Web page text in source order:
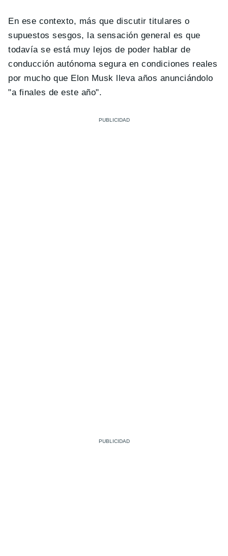
En ese contexto, más que discutir titulares o
supuestos sesgos, la sensación general es que
todavía se está muy lejos de poder hablar de
conducción autónoma segura en condiciones reales
por mucho que Elon Musk lleva años anunciándolo
"a finales de este año".